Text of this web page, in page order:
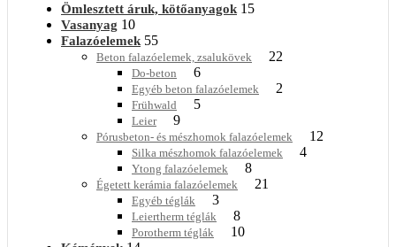
Ömlesztett áruk, kötőanyagok 15
Vasanyag 10
Falazóelemek 55
Beton falazóelemek, zsalukövek 22
Do-beton 6
Egyéb beton falazóelemek 2
Frühwald 5
Leier 9
Pórusbeton- és mészhomok falazóelemek 12
Silka mészhomok falazóelemek 4
Ytong falazóelemek 8
Égetett kerámia falazóelemek 21
Egyéb téglák 3
Leiertherm téglák 8
Porotherm téglák 10